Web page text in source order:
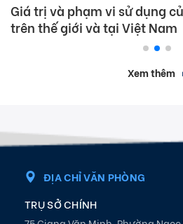
Giá trị và phạm vi sử dụng
trên thế giới và tại Việt Nam
Xem thêm
ĐỊA CHỈ VĂN PHÒNG
TRỤ SỞ CHÍNH